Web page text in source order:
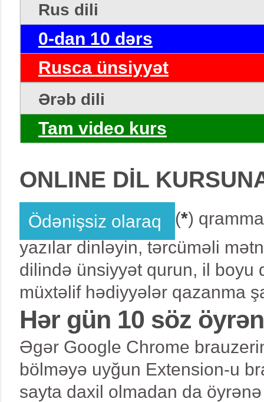
Rus dili
0-dan 10 dərs
Rusca ünsiyyət
Ərəb dili
Tam video kurs
ONLINE DİL
Ödənişsiz olaraq (*)
yazılar dinləyin, tərcüməli
dilində ünsiyyət qurun, il boyu
müxtəlif hədiyyələr qazanma
Hər gün 10 söz
Əgər Google Chrome
bölməyə uyğun Extension-u
sayta daxil olmadan da